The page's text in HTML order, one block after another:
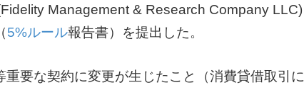
Management & Research Company LLC)
5%ルール報告書）を提出した。
要な契約に変更が生じたこと（消費貸借取引に